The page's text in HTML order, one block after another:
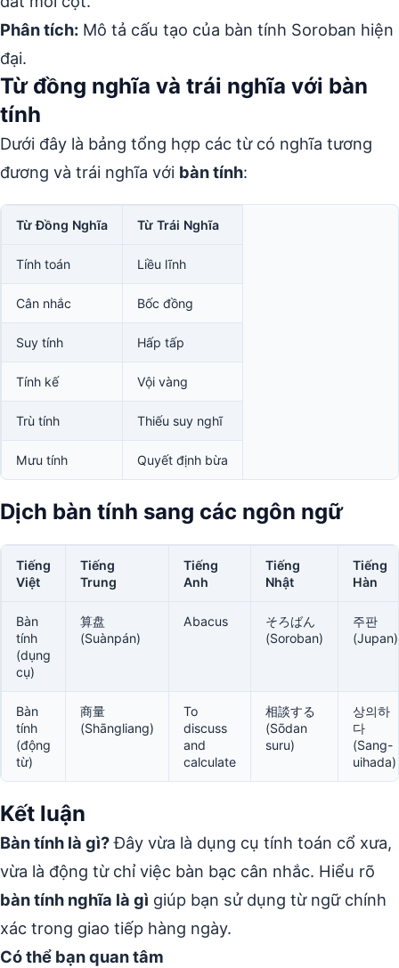
Phân tích: Mô tả cấu tạo của bàn tính Soroban hiện
đại.
Từ đồng nghĩa và trái nghĩa với bàn
tính
Dưới đây là bảng tổng hợp các từ có nghĩa tương
đương và trái nghĩa với bàn tính:
Từ Đồng Nghĩa Từ Trái Nghĩa
Tính toán Liều lĩnh
Cân nhắc Bốc đồng
Suy tính Hấp tấp
Tính kế Vội vàng
Trù tính Thiếu suy nghĩ
Mưu tính Quyết định bừa
Dịch bàn tính sang các ngôn ngữ
Tiếng
Việt
Tiếng
Trung
Tiếng
Anh
Tiếng
Nhật
Tiếng
Hàn
Bàn
tính
(dụng
cụ)
算盘
(Suànpán)
Abacus
そろばん
(Soroban)
주판
(Jupan)
Bàn
tính
(động
từ)
商量
(Shāngliang)
To
discuss
and
calculate
相談する
(Sōdan
suru)
상의하
다
(Sang-
uihada)
Kết luận
Bàn tính là gì?Đây vừa là dụng cụ tính toán cổ xưa,
vừa là động từ chỉ việc bàn bạc cân nhắc. Hiểu rõ
bàn tính nghĩa là gì giúp bạn sử dụng từ ngữ chính
xác trong giao tiếp hàng ngày.
Có thể bạn quan tâm